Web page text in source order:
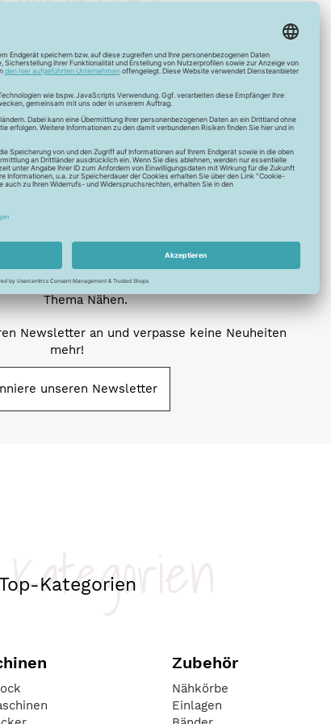
Newsletter und profitiere von zahlreichen
Als Newsletter Abonnent erfährst du als erstes
unseren Aktionen und Rabatten!
Wir informieren dich regelmäßig über die
der Saison. Plane mit uns deine neuen
Nähprojekte.
von unseren kreativen Ideen und Nähbeispielen
mit dir unsere DIY-Ideen und verraten dir die
Event ohne dich! Denn du erfährst vor allen
von unseren geplanten Events.
dir deine Chance auf tolle Preise rund um das
Thema Nähen.
Newsletter an und verpasse keine Neuheiten
mehr!
unseren Newsletter
Kategorien
Kategorien
Zubehör
Nähkörbe
Einlagen